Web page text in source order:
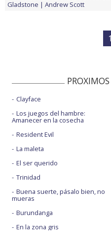
Gladstone
Andrew Scott
1
Clayface
Los juegos del hambre:
Amanecer en la cosecha
Resident Evil
La maleta
El ser querido
Trinidad
Buena suerte, pásalo bien, no
mueras
Burundanga
En la zona gris